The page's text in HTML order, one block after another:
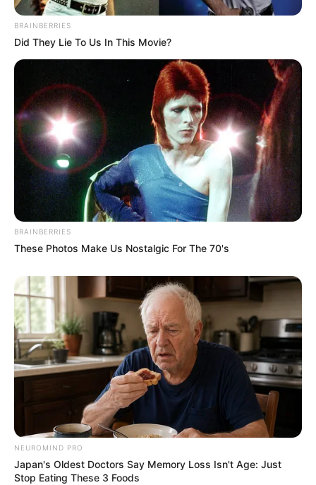
BRAINBERRIES
Did They Lie To Us In This Movie?
BRAINBERRIES
These Photos Make Us Nostalgic For The 70's
NEUROMIND PRO
Japan's Oldest Doctors Say Memory Loss Isn't Age: Just
Stop Eating These 3 Foods